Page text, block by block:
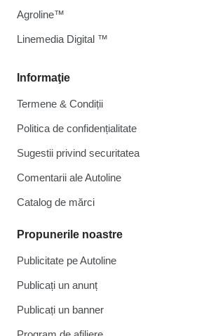
Informaţie
Termene & Condiții
Politica de confidențialitate
Sugestii privind securitatea
Comentarii ale Autoline
Catalog de mărcі
Propunerile noastre
Publicitate pe Autoline
Publicați un anunț
Publicați un banner
Agroline™
Linemedia Digital ™